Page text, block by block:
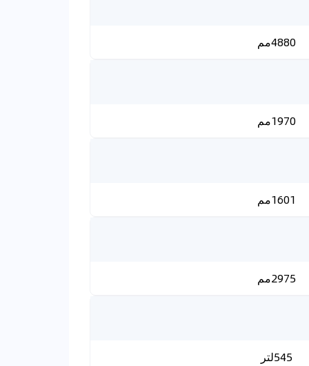
4880مم
1970مم
1601مم
2975مم
545لتر